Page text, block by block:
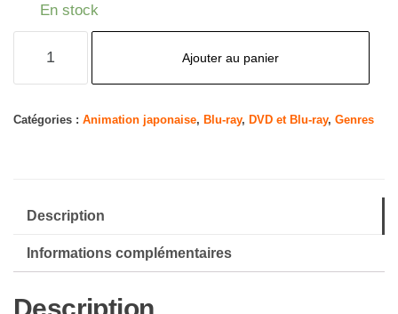
En stock
TV
[Blu-
Ajouter au panier
Catégories : Animation japonaise, Blu-ray, DVD et Blu-ray, Genres
Description
Informations complémentaires
Description